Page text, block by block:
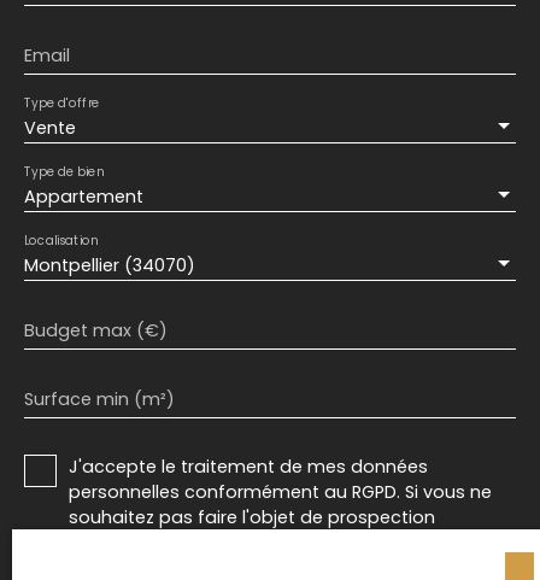
Email
Vente
Type d'offre
Appartement
Type de bien
Montpellier (34070)
Localisation
Budget max (€)
Surface min (m²)
J'accepte le traitement de mes données
personnelles conformément au RGPD. Si vous ne
souhaitez pas faire l'objet de prospection